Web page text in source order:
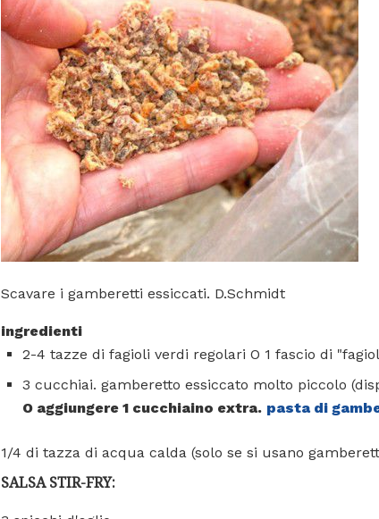
Scavare i gamberetti essiccati. D.Schmidt
ingredienti
2-4 tazze di fagioli verdi regolari O 1 fascio di
3 cucchiai. gamberetto essiccato molto piccolo
O aggiungere 1 cucchiaino extra. pasta di
1/4 di tazza di acqua calda (solo se si usano
SALSA STIR-FRY: